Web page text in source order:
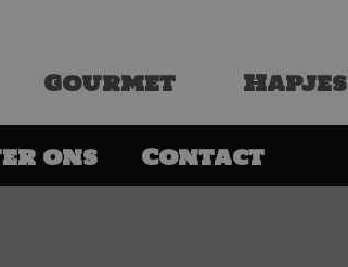
Gourmet Hapjes
ons Contact